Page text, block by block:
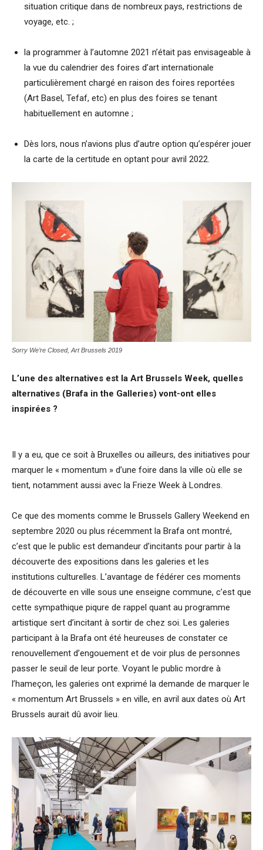
situation critique dans de nombreux pays, restrictions de
voyage, etc. ;
la programmer à l’automne 2021 n’était pas envisageable à
la vue du calendrier des foires d’art internationale
particulièrement chargé en raison des foires reportées
(Art Basel, Tefaf, etc) en plus des foires se tenant
habituellement en automne ;
Dès lors, nous n’avions plus d’autre option qu’espérer jouer
la carte de la certitude en optant pour avril 2022.
Sorry We’re Closed, Art Brussels 2019
L’une des alternatives est la Art Brussels Week, quelles
alternatives (Brafa in the Galleries) vont-ont elles
inspirées ?
Il y a eu, que ce soit à Bruxelles ou ailleurs, des initiatives pour
marquer le « momentum » d’une foire dans la ville où elle se
tient, notamment aussi avec la Frieze Week à Londres.
Ce que des moments comme le Brussels Gallery Weekend en
septembre 2020 ou plus récemment la Brafa ont montré,
c’est que le public est demandeur d’incitants pour partir à la
découverte des expositions dans les galeries et les
institutions culturelles. L’avantage de fédérer ces moments
de découverte en ville sous une enseigne commune, c’est que
cette sympathique piqure de rappel quant au programme
artistique sert d’incitant à sortir de chez soi. Les galeries
participant à la Brafa ont été heureuses de constater ce
renouvellement d’engouement et de voir plus de personnes
passer le seuil de leur porte. Voyant le public mordre à
l’hameçon, les galeries ont exprimé la demande de marquer le
« momentum Art Brussels » en ville, en avril aux dates où Art
Brussels aurait dû avoir lieu.